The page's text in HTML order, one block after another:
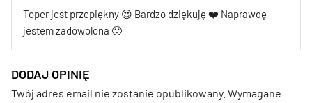
Toper jest przepiękny 😍 Bardzo dziękuję ❤️ Naprawdę
jestem zadowolona 🙂
DODAJ OPINIĘ
Twój adres email nie zostanie opublikowany. Wymagane